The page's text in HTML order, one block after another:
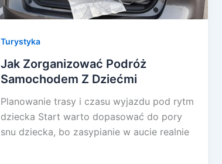
Turystyka
Jak Zorganizować Podróż
Samochodem Z Dziećmi
Planowanie trasy i czasu wyjazdu pod rytm
dziecka Start warto dopasować do pory
snu dziecka, bo zasypianie w aucie realnie